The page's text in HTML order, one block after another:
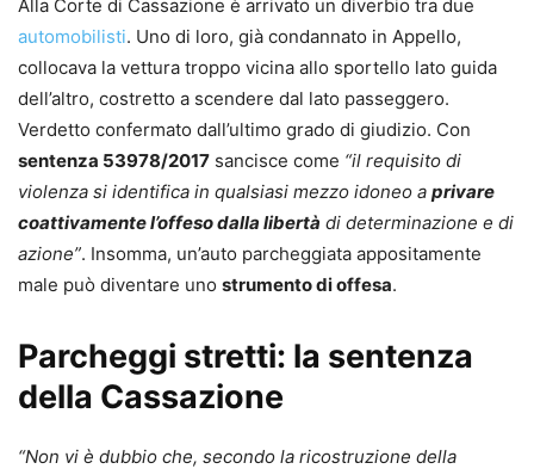
Alla Corte di Cassazione è arrivato un diverbio tra due
automobilisti. Uno di loro, già condannato in Appello,
collocava la vettura troppo vicina allo sportello lato guida
dell’altro, costretto a scendere dal lato passeggero.
Verdetto confermato dall’ultimo grado di giudizio. Con
sentenza 53978/2017 sancisce come “il requisito di
violenza si identifica in qualsiasi mezzo idoneo a privare
coattivamente l’offeso dalla libertà di determinazione e di
azione”. Insomma, un’auto parcheggiata appositamente
male può diventare uno strumento di offesa.
Parcheggi stretti: la sentenza
della Cassazione
“Non vi è dubbio che, secondo la ricostruzione della